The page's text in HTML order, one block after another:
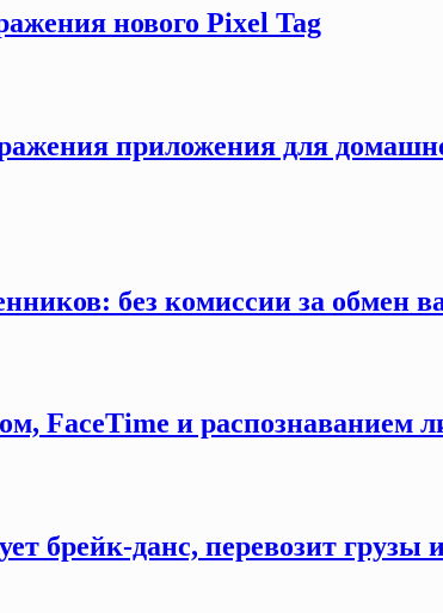
нового Pixel Tag
приложения для
без комиссии за
FaceTime и распознаванием
брейк-данс, перевозит грузы